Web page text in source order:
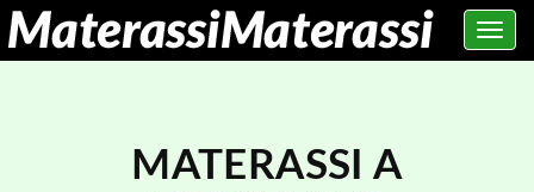
Toggle
MATERASSI A